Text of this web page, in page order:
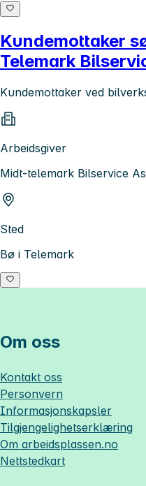
Kundemottaker
Telemark
Kundemottaker ved
Arbeidsgiver
Midt-telemark Bilservice As
Sted
Bø i Telemark
Om oss
Kontakt oss
Personvern
Informasjonskapsler
Tilgjengelighetserklæring
Om arbeidsplassen.no
Nettstedkart